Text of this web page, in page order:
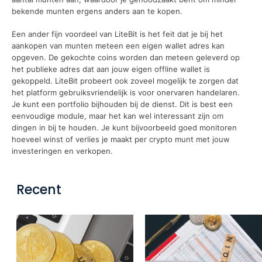
bekende munten ergens anders aan te kopen.
Een ander fijn voordeel van LiteBit is het feit dat je bij het
aankopen van munten meteen een eigen wallet adres kan
opgeven. De gekochte coins worden dan meteen geleverd op
het publieke adres dat aan jouw eigen offline wallet is
gekoppeld. LiteBit probeert ook zoveel mogelijk te zorgen dat
het platform gebruiksvriendelijk is voor onervaren handelaren.
Je kunt een portfolio bijhouden bij de dienst. Dit is best een
eenvoudige module, maar het kan wel interessant zijn om
dingen in bij te houden. Je kunt bijvoorbeeld goed monitoren
hoeveel winst of verlies je maakt per crypto munt met jouw
investeringen en verkopen.
Recent